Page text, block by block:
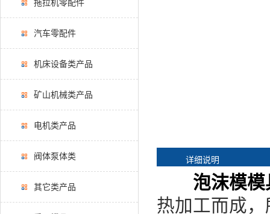
拖拉机零配件
汽车零配件
机床设备类产品
矿山机械类产品
电机类产品
阀体泵体类
其它类产品
详细说明
泡沫模模
热加工而成，